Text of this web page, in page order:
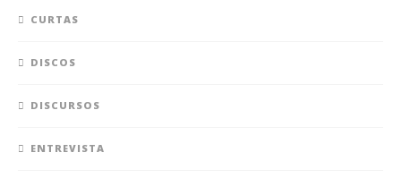
CURTAS
DISCOS
DISCURSOS
ENTREVISTA